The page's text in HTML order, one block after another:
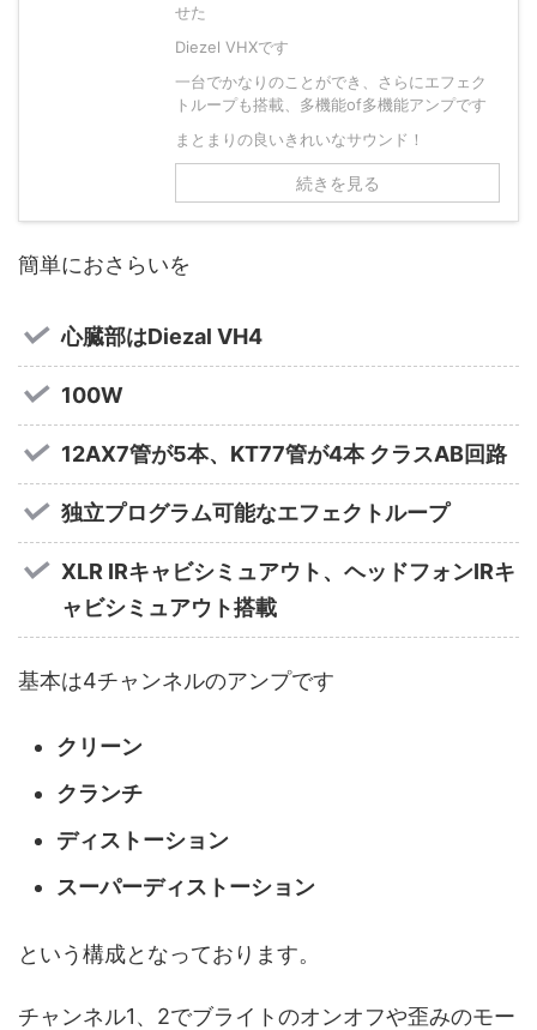
せた
Diezel VHXです
一台でかなりのことができ、さらにエフェク
トループも搭載、多機能of多機能アンプです
まとまりの良いきれいなサウンド！
続きを見る
簡単におさらいを
心臓部はDiezal VH4
100W
12AX7管が5本、KT77管が4本 クラスAB回路
独立プログラム可能なエフェクトループ
XLR IRキャビシミュアウト、ヘッドフォンIRキ
ャビシミュアウト搭載
基本は4チャンネルのアンプです
クリーン
クランチ
ディストーション
スーパーディストーション
という構成となっております。
チャンネル1、2でブライトのオンオフや歪みのモー